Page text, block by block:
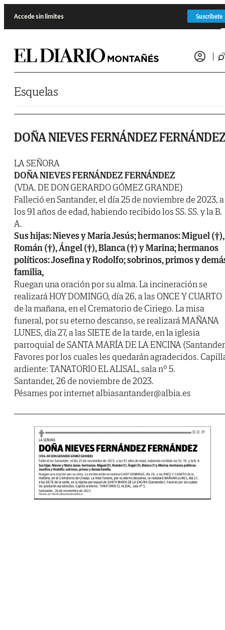
Accede sin límites Suscríbete
Esquelas
DOÑA NIEVES FERNÁNDEZ
LA SEÑORA
DOÑA NIEVES FERNÁNDEZ FERNÁNDEZ
(VDA. DE DON GERARDO GÓMEZ GRANDE)
Falleció en Santander, el día 25 de noviembre de 2023, a
los 91 años de edad, habiendo recibido los SS. SS. y la B.
A.
Sus hijas: Nieves y María Jesús; hermanos: Miguel (†),
Román (†), Ángel (†), Blanca (†) y Marina; hermanos
políticos: Josefina y Rodolfo; sobrinos, primos y
familia,
Ruegan una oración por su alma. La incineración se
realizará HOY DOMINGO, día 26, a las ONCE Y CUARTO
de la mañana, en el Crematorio de Ciriego. La misa
funeral, por su eterno descanso, se realizará MAÑANA
LUNES, día 27, a las SIETE de la tarde, en la iglesia
parroquial de SANTA MARÍA DE LA ENCINA
Favores por los cuales les quedarán agradecidos.
ardiente: TANATORIO EL ALISAL, sala nº 5.
Santander, 26 de noviembre de 2023.
Pésames por internet albiasantander@albia.es